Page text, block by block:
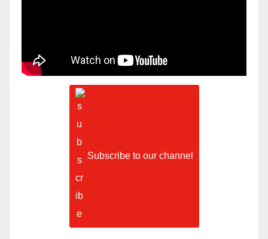
Subscribe to our channel